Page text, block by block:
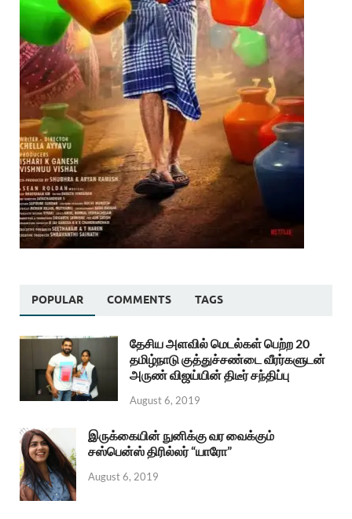
POPULAR COMMENTS TAGS
தேசிய அளவில் மெடல்கள் பெற்ற 20
தமிழ்நாடு குத்துச்சண்டை வீரர்களுடன்
அருண் விஜய்யின் திடீர் சந்திப்பு
August 6, 2019
இருக்கையின் நுனிக்கு வர வைக்கும்
சஸ்பென்ஸ் திரில்லர் “யாரோ”
August 6, 2019